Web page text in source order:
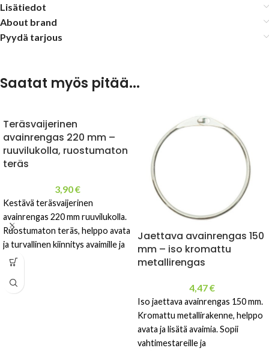
Lisätiedot
About brand
Pyydä tarjous
Saatat myös pitää...
Teräsvaijerinen
avainrengas 220 mm –
ruuvilukolla, ruostumaton
teräs
3,90€
Kestävä teräsvaijerinen
avainrengas 220 mm ruuvilukolla.
Ruostumaton teräs, helppo avata
ja turvallinen kiinnitys avaimille ja
tunnisteille.
Jaettava avainrengas 150
mm – iso kromattu
metallirengas
4,47€
Iso jaettava avainrengas 150 mm.
Kromattu metallirakenne, helppo
avata ja lisätä avaimia. Sopii
vahtimestareille ja